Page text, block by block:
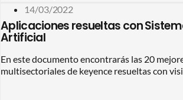
14/03/2022
Aplicaciones resueltas con
Artificial
En este documento encontrarás las 20
multisectoriales de keyence resueltas con